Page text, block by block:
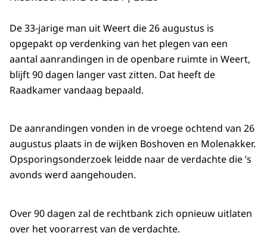
De 33-jarige man uit Weert die 26 augustus is
opgepakt op verdenking van het plegen van een
aantal aanrandingen in de openbare ruimte in Weert,
blijft 90 dagen langer vast zitten. Dat heeft de
Raadkamer vandaag bepaald.
De aanrandingen vonden in de vroege ochtend van 26
augustus plaats in de wijken Boshoven en Molenakker.
Opsporingsonderzoek leidde naar de verdachte die ’s
avonds werd aangehouden.
Over 90 dagen zal de rechtbank zich opnieuw uitlaten
over het voorarrest van de verdachte.